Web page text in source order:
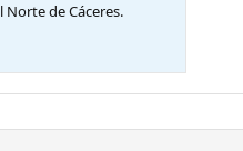
de Cáceres.